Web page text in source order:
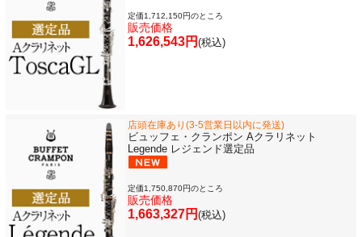
定価1,712,150円のところ
販売価格
1,626,543円 (税込)
店頭在庫あり(3-5営業日以内に発送)
ビュッフェ・クランポン Aクラリネット
Legende レジェンド選定品
定価1,750,870円のところ
販売価格
1,663,327円 (税込)